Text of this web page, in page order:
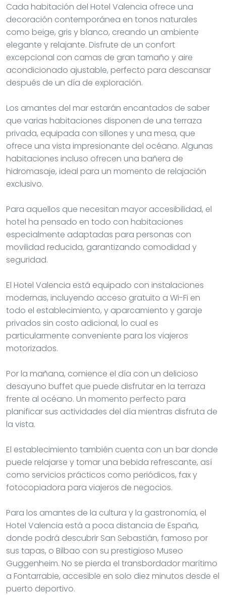
Cada habitación del Hotel Valencia ofrece una
decoración contemporánea en tonos naturales
como beige, gris y blanco, creando un ambiente
elegante y relajante. Disfrute de un confort
excepcional con camas de gran tamaño y aire
acondicionado ajustable, perfecto para descansar
después de un día de exploración.
Los amantes del mar estarán encantados de saber
que varias habitaciones disponen de una terraza
privada, equipada con sillones y una mesa, que
ofrece una vista impresionante del océano. Algunas
habitaciones incluso ofrecen una bañera de
hidromasaje, ideal para un momento de relajación
exclusivo.
Para aquellos que necesitan mayor accesibilidad, el
hotel ha pensado en todo con habitaciones
especialmente adaptadas para personas con
movilidad reducida, garantizando comodidad y
seguridad.
El Hotel Valencia está equipado con instalaciones
modernas, incluyendo acceso gratuito a Wi-Fi en
todo el establecimiento, y aparcamiento y garaje
privados sin costo adicional, lo cual es
particularmente conveniente para los viajeros
motorizados.
Por la mañana, comience el día con un delicioso
desayuno buffet que puede disfrutar en la terraza
frente al océano. Un momento perfecto para
planificar sus actividades del día mientras disfruta de
la vista.
El establecimiento también cuenta con un bar donde
puede relajarse y tomar una bebida refrescante, así
como servicios prácticos como periódicos, fax y
fotocopiadora para viajeros de negocios.
Para los amantes de la cultura y la gastronomía, el
Hotel Valencia está a poca distancia de España,
donde podrá descubrir San Sebastián, famoso por
sus tapas, o Bilbao con su prestigioso Museo
Guggenheim. No se pierda el transbordador marítimo
a Fontarrabie, accesible en solo diez minutos desde el
puerto deportivo.